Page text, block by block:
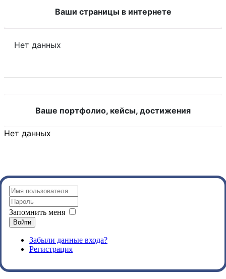
Ваши страницы в интернете
Нет данных
Ваше портфолио, кейсы, достижения
Нет данных
Запомнить меня
Войти
Забыли данные входа?
Регистрация